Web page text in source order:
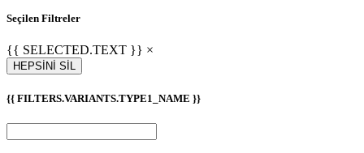
Seçilen Filtreler
{{ SELECTED.TEXT }} ×
HEPSİNİ SİL
{{ FILTERS.VARIANTS.TYPE1_NAME }}